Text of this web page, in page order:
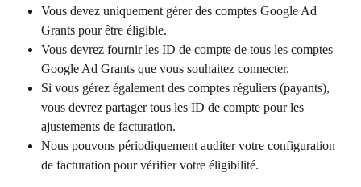
Vous devez uniquement gérer des comptes Google Ad
Grants pour être éligible.
Vous devrez fournir les ID de compte de tous les comptes
Google Ad Grants que vous souhaitez connecter.
Si vous gérez également des comptes réguliers (payants),
vous devrez partager tous les ID de compte pour les
ajustements de facturation.
Nous pouvons périodiquement auditer votre configuration
de facturation pour vérifier votre éligibilité.